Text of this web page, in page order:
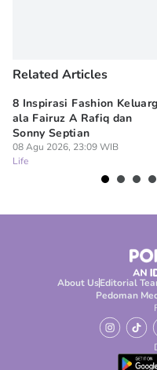
Related Articles
8 Inspirasi Fashion
ala Fairuz A Rafiq dan
Sonny Septian
08 Agu 2026, 23:09 WIB
Life
About UsEditorial
Pedoman